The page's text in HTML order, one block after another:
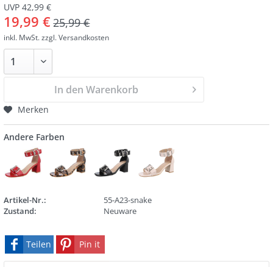
UVP 42,99 €
19,99 € 25,99 €
inkl. MwSt.zzgl. Versandkosten
In den Warenkorb
Merken
Andere Farben
Artikel-Nr.:
55-A23-snake
Zustand:
Neuware
Teilen Pin it